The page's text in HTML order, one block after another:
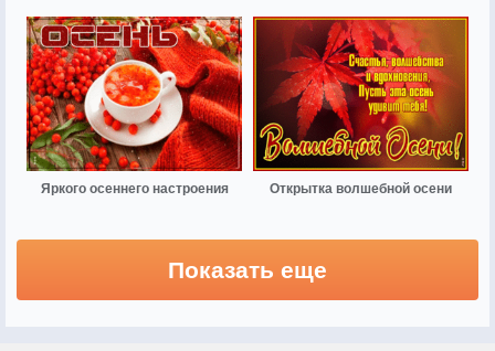
Яркого осеннего настроения Открытка волшебной осени
Показать еще